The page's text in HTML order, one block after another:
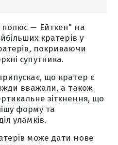
полюс — Ейткен" на
кратерів у
покриваючи
супутника.
що кратер є
вважали, а також
зіткнення, що
форму та
уламків.
може дати нове